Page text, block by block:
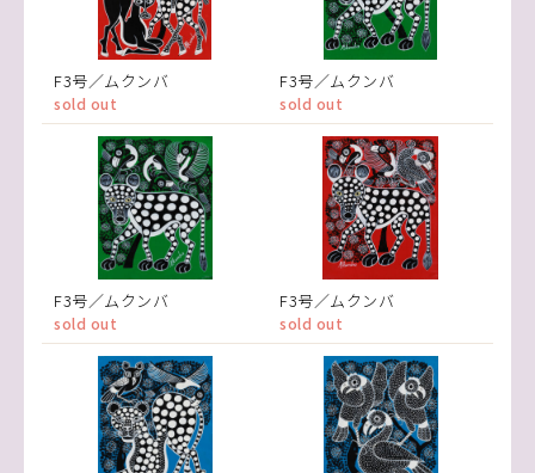
F3号／ムクンバ
sold out
F3号／ムクンバ
sold out
F3号／ムクンバ
sold out
F3号／ムクンバ
sold out